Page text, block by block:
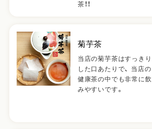
茶！！
菊芋茶
当店の菊芋茶はすっきり
した口あたりで、 当店の
健康茶の中でも非常に飲
みやすいです。